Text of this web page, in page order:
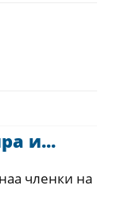
и...
членки на